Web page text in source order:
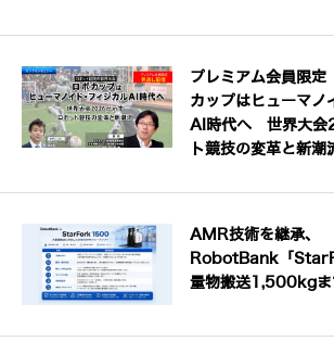
プレミアム会員限定
カップはヒューマノ
AI時代へ 世界大会
ト競技の変革と新潮
AMR技術を継承、
RobotBank「
量物搬送1,500kgま